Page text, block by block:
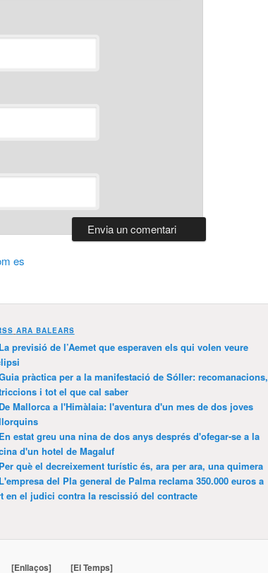
es
ARA BALEARS
La previsió de l’Aemet que esperaven els qui volen veure
pràctica per a la manifestació de Sóller: recomanacions,
i tot el que cal saber
De Mallorca a l'Himàlaia: l'aventura d'un mes de dos joves
En estat greu una nina de dos anys després d'ofegar-se a la
d'un hotel de Magaluf
Per què el decreixement turístic és, ara per ara, una quimera
L'empresa del Pla general de Palma reclama 350.000 euros a
en el judici contra la rescissió del contracte
[Enllaços] [El Temps]